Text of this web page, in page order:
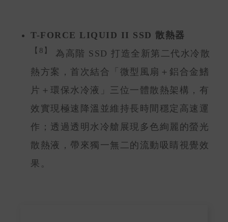
T-FORCE LIQUID II SSD 散熱器
【8】
為高階 SSD 打造全新第二代水冷散
熱方案，首次結合「微型風扇＋鋁合金鰭
片＋環保水冷液」三位一體散熱架構，有
效實現極速降溫並維持長時間穩定高速運
作；透過透明水冷艙展現多色絢麗的螢光
散熱液，帶來獨一無二的流動吸睛視覺效
果。